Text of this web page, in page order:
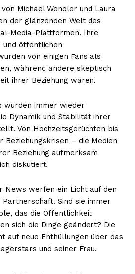
Michael Wendler und Laura
der glänzenden Welt des
Media-Plattformen. Ihre
und öffentlichen
von einigen Fans als
während andere skeptisch
ihrer Beziehung waren.
wurden immer wieder
Dynamik und Stabilität ihrer
Von Hochzeitsgerüchten bis
Beziehungskrisen – die Medien
Beziehung aufmerksam
diskutiert.
News werfen ein Licht auf den
Sind sie immer
das die Öffentlichkeit
sich die Dinge geändert? Die
auf neue Enthüllungen über das
und seiner Frau.